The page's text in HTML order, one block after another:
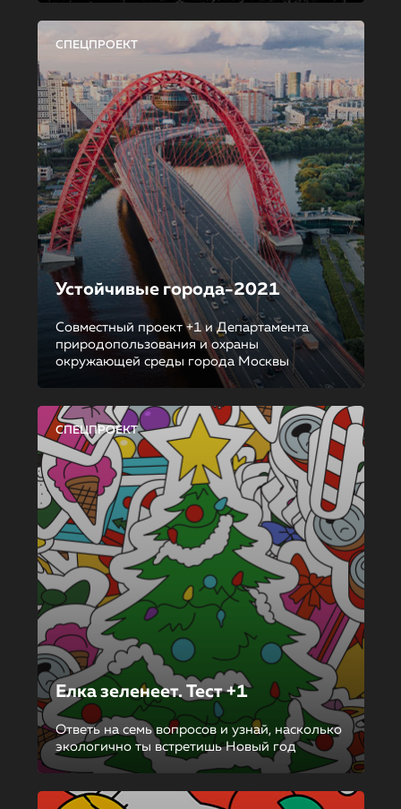
СПЕЦПРОЕКТ
Устойчивые города-2021
Совместный проект +1 и Департамента
природопользования и охраны
окружающей среды города Москвы
СПЕЦПРОЕКТ
Елка зеленеет. Тест +1
Ответь на семь вопросов и узнай, насколько
экологично ты встретишь Новый год